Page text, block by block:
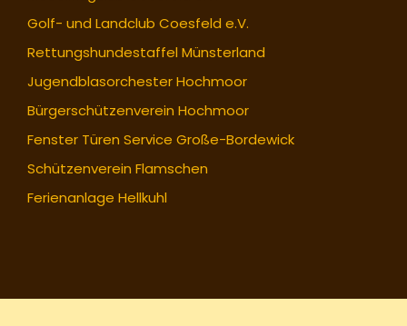
Golf- und Landclub Coesfeld e.V.
Rettungshundestaffel Münsterland
Jugendblasorchester Hochmoor
Bürgerschützenverein Hochmoor
Fenster Türen Service Große-Bordewick
Schützenverein Flamschen
Ferienanlage Hellkuhl